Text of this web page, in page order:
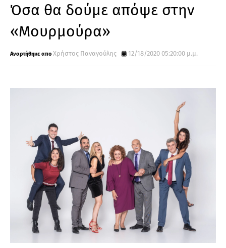
Όσα θα δούμε απόψε στην
«Μουρμούρα»
Χρήστος Παναγούλης 12/18/2020 05:20:00 μ.μ.